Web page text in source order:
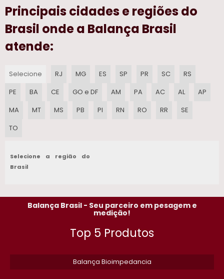
BALANCA DIGITAL PARA BOVINOS
BALANCA MEDICA
MANUTENCAO DE CALIBRACAO DE BALANCAS
BALANCA ENSACADEIRA PRECO
EMPRESAS DE MANUTENCAO EM BALANCAS EM SP
ALUGUEL DE BALANCA RODOVIARIA
BALANCA PESADORA INDUSTRIAL
MANUTENCAO DE BALANCA DIGITAL
Principais cidades e regiões do
Brasil onde a Balança Brasil
atende:
Selecione RJ MG ES SP PR SC
RS
PE
BA CE GO e DF AM PA AC AL
AP
MA
MT MS PB PI RN RO RR
SE
TO
Selecione a região do
Brasil
Balança Brasil - Seu parceiro em pesagem e
medição!
Top 5 Produtos
Balança Bioimpedancia